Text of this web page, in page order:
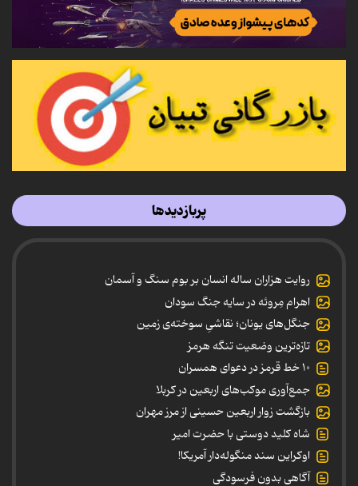
پربازدیدها
روایت هزاران ساله انسان بر بوم سنگ و آسمان
اهرام مِروئه در سایه جنگ سودان
جنگل‌های یونان؛ نقاشیِ سوخته‌ی زمین
تازه‌ترین وضعیت تنگه هرمز
۱۰ خط قرمز در دعوای همسران
جمع‌آوری موکب‌های اربعین در کربلا
بازگشت زوار اربعین حسینی از مرز مهران
شاه کلید دوستی با حضرت امیر
اوکراین سند منگوله‌دار آمریکا!
آگاهی بدون فرسودگی